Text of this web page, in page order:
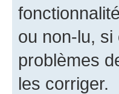
ou non-lu, si
problèmes
les corriger.